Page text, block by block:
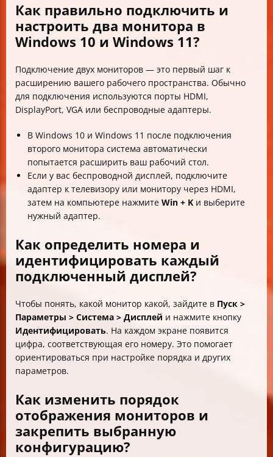
Как правильно подключить и
настроить два монитора в
Windows 10 и Windows 11?
Подключение двух мониторов — это первый шаг к
расширению вашего рабочего пространства. Обычно
для подключения используются порты HDMI,
DisplayPort, VGA или беспроводные адаптеры.
В Windows 10 и Windows 11 после подключения
второго монитора система автоматически
попытается расширить ваш рабочий стол.
Если у вас беспроводной дисплей, подключите
адаптер к телевизору или монитору через HDMI,
затем на компьютере нажмите Win + K и выберите
нужный адаптер.
Как определить номера и
идентифицировать каждый
подключенный дисплей?
Чтобы понять, какой монитор какой, зайдите в Пуск >
Параметры > Система > Дисплей и нажмите кнопку
Идентифицировать. На каждом экране появится
цифра, соответствующая его номеру. Это помогает
ориентироваться при настройке порядка и других
параметров.
Как изменить порядок
отображения мониторов и
закрепить выбранную
конфигурацию?